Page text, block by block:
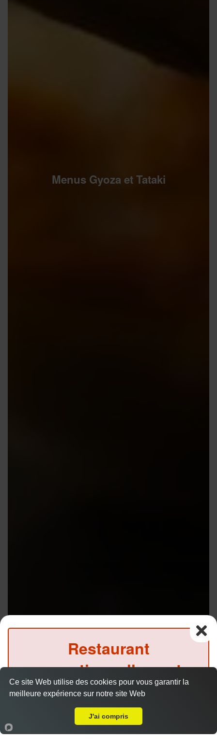
Menus Gyoza et Tataki
Menu V1 - Gyoza
Accueil Panier Compte
Restaurant
exceptionnellement
fermé ce midi
(Précommande possible)
Ce site Web utilise des cookies pour vous garantir la
meilleure expérience sur notre site Web
J'ai compris